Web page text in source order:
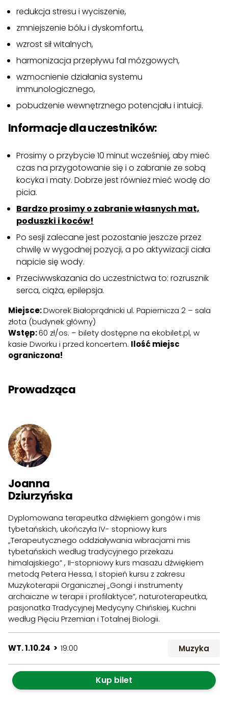
redukcja stresu i wyciszenie,
zmniejszenie bólu i dyskomfortu,
wzrost sił witalnych,
harmonizacja przepływu fal mózgowych,
wzmocnienie działania systemu
immunologicznego,
pobudzenie wewnętrznego potencjału i intuicji.
Informacje dla uczestników:
Prosimy o przybycie 10 minut wcześniej, aby mieć
czas na przygotowanie się i o zabranie ze sobą
kocyka i maty. Dobrze jest również mieć wodę do
picia.
Bardzo prosimy o zabranie własnych mat,
poduszki i koców!
Po sesji zalecane jest pozostanie jeszcze przez
chwilę w wygodnej pozycji, a po aktywizacji ciała
napicie się wody.
Przeciwwskazania do uczestnictwa to: rozrusznik
serca, ciąża, epilepsja.
Miejsce:Dworek Białoprądnicki ul. Papiernicza 2 – sala
złota (budynek główny)
Wstęp:60 zł/os. – bilety dostępne na ekobilet.pl, w
kasie Dworku i przed koncertem. Ilość miejsc
ograniczona!
Prowadząca
Joanna
Dziurzyńska
Dyplomowana terapeutka dźwiękiem gongów i mis
tybetańskich, ukończyła IV- stopniowy kurs
„Terapeutycznego oddziaływania wibracjami mis
tybetańskich według tradycyjnego przekazu
himalajskiego” , II-stopniowy kurs masażu dźwiękiem
metodą Petera Hessa, I stopień kursu z zakresu
Muzykoterapii Organicznej „Gongi i instrumenty
archaiczne w terapii i profilaktyce”, naturoterapeutka,
pasjonatka Tradycyjnej Medycyny Chińskiej, Kuchni
według Pięciu Przemian i Totalnej Biologii.
WT. 1.10.24 > 19:00 Muzyka
Kup bilet